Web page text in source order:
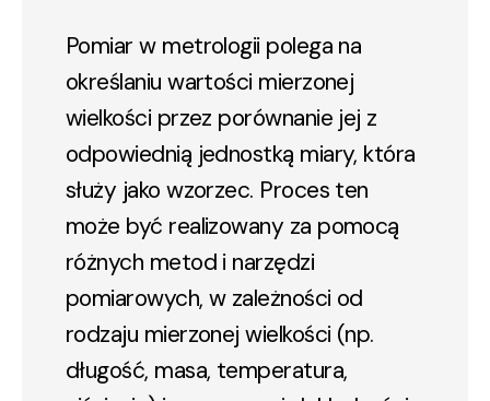
Pomiar w metrologii polega na
określaniu wartości mierzonej
wielkości przez porównanie jej z
odpowiednią jednostką miary, która
służy jako wzorzec. Proces ten
może być realizowany za pomocą
różnych metod i narzędzi
pomiarowych, w zależności od
rodzaju mierzonej wielkości (np.
długość, masa, temperatura,